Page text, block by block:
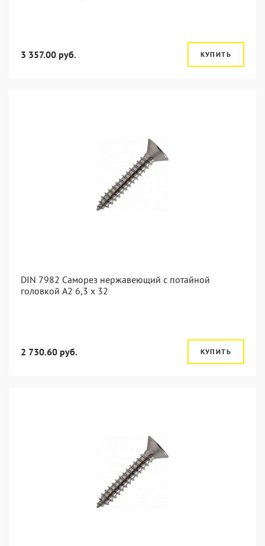
3 357.00 руб. КУПИТЬ
DIN 7982 Саморез нержавеющий с потайной
головкой А2 6,3 x 32
2 730.60 руб. КУПИТЬ